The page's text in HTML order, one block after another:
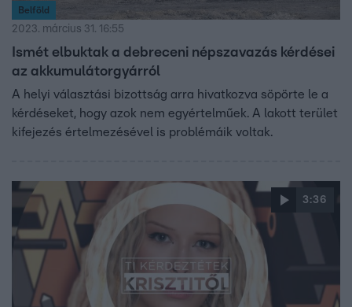
Belföld
2023. március 31. 16:55
Ismét elbuktak a debreceni népszavazás kérdései
az akkumulátorgyárról
A helyi választási bizottság arra hivatkozva söpörte le a
kérdéseket, hogy azok nem egyértelműek. A lakott terület
kifejezés értelmezésével is problémáik voltak.
3:36